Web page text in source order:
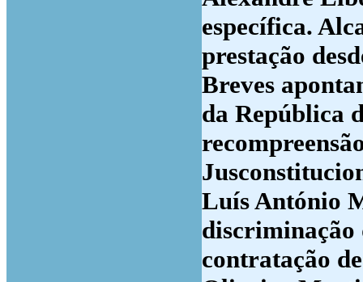
específica.
prestação
Breves
da República
Luís António
discriminação
contratação